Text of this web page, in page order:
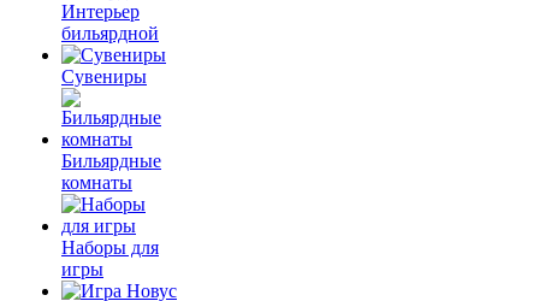
Интерьер
бильярдной
Сувениры
Бильярдные
комнаты
Наборы для
игры